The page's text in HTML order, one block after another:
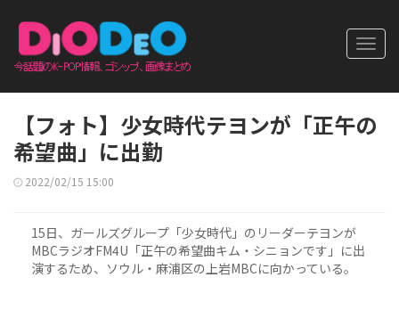
【フォト】少女時代テヨンが「正午の
希望曲」に出勤
2022/02/15 15:00
15日、ガールズグループ「少女時代」のリーダーテヨンが
MBCラジオFM4U「正午の希望曲キム・シニョンです」に出
演するため、ソウル・麻浦区の上岩MBCに向かっている。